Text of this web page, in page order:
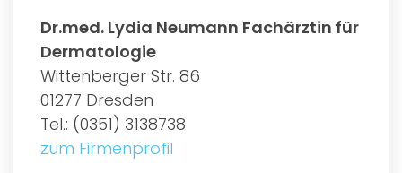
Dr.med. Lydia Neumann Fachärztin für
Dermatologie
Wittenberger Str. 86
01277 Dresden
Tel.: (0351) 3138738
zum Firmenprofil